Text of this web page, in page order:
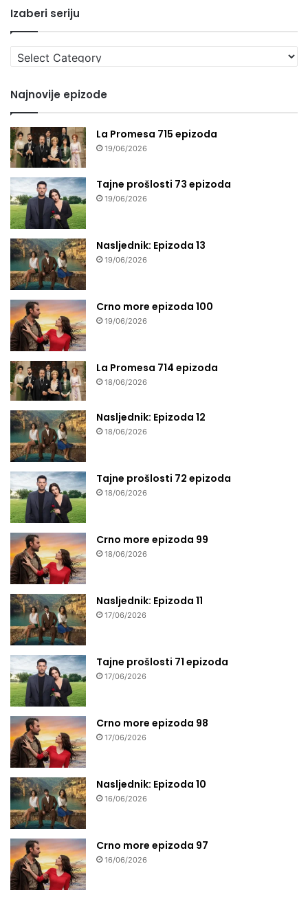
Izaberi seriju
Izaberi
seriju
Najnovije epizode
La Promesa 715 epizoda
19/06/2026
Tajne prošlosti 73 epizoda
19/06/2026
Nasljednik: Epizoda 13
19/06/2026
Crno more epizoda 100
19/06/2026
La Promesa 714 epizoda
18/06/2026
Nasljednik: Epizoda 12
18/06/2026
Tajne prošlosti 72 epizoda
18/06/2026
Crno more epizoda 99
18/06/2026
Nasljednik: Epizoda 11
17/06/2026
Tajne prošlosti 71 epizoda
17/06/2026
Crno more epizoda 98
17/06/2026
Nasljednik: Epizoda 10
16/06/2026
Crno more epizoda 97
16/06/2026